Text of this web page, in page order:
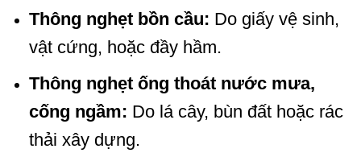
Thông nghẹt bồn cầu: Do giấy vệ sinh,
vật cứng, hoặc đầy hầm.
Thông nghẹt ống thoát nước mưa,
cống ngầm: Do lá cây, bùn đất hoặc rác
thải xây dựng.